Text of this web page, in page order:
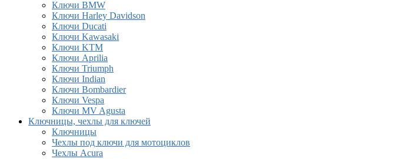
Ключи BMW
Ключи Harley Davidson
Ключи Ducati
Ключи Kawasaki
Ключи KTM
Ключи Aprilia
Ключи Triumph
Ключи Indian
Ключи Bombardier
Ключи Vespa
Ключи MV Agusta
Ключницы, чехлы для ключей
Ключницы
Чехлы под ключи для мотоциклов
Чехлы Acura